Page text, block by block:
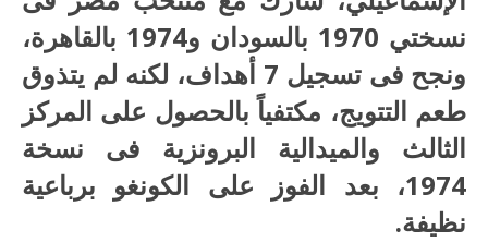
نسختي 1970 بالسودان و1974 بالقاهرة،
ونجح فى تسجيل 7 أهداف، لكنه لم يتذوق
طعم التتويج، مكتفياً بالحصول على المركز
الثالث والميدالية البرونزية فى نسخة
1974، بعد الفوز على الكونغو برباعية
نظيفة.